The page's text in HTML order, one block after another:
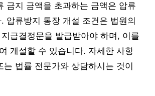
금지 금액을 초과하는 금액은 압류
압류방지 통장 개설 조건은 법원의
급결정문을 발급받아야 하며, 이를
개설할 수 있습니다. 자세한 사항
는 법률 전문가와 상담하시는 것이